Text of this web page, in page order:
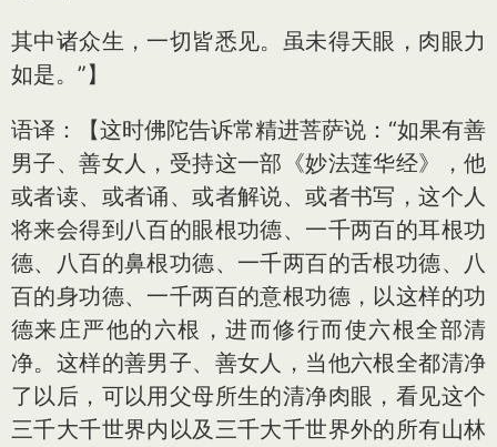
其中诸众生，一切皆悉见。虽未得天眼，肉眼力
如是。”】
语译：【这时佛陀告诉常精进菩萨说：“如果有善
男子、善女人，受持这一部《妙法莲华经》，他
或者读、或者诵、或者解说、或者书写，这个人
将来会得到八百的眼根功德、一千两百的耳根功
德、八百的鼻根功德、一千两百的舌根功德、八
百的身功德、一千两百的意根功德，以这样的功
德来庄严他的六根，进而修行而使六根全部清
净。这样的善男子、善女人，当他六根全都清净
了以后，可以用父母所生的清净肉眼，看见这个
三千大千世界内以及三千大千世界外的所有山林